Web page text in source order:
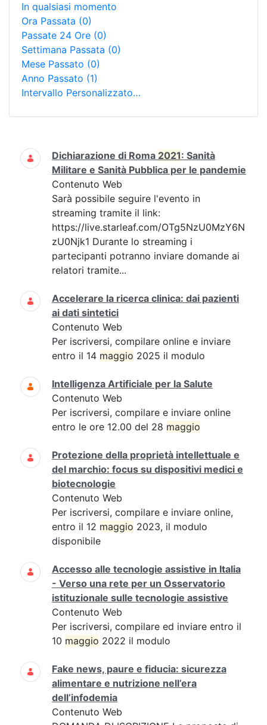
In qualsiasi momento
Ora Passata (0)
Passate 24 Ore (0)
Settimana Passata (0)
Mese Passato (0)
Anno Passato (1)
Intervallo Personalizzato…
Ricerca
Dichiarazione di Roma 2021: Sanità
Militare e Sanità Pubblica per le pandemie
Contenuto Web
Sarà possibile seguire l'evento in
streaming tramite il link:
https://live.starleaf.com/OTg5NzU0MzY6N
zU0Njk1 Durante lo streaming i
partecipanti potranno inviare domande ai
relatori tramite...
Accelerare la ricerca clinica: dai pazienti
ai dati sintetici
Contenuto Web
Per iscriversi, compilare online e inviare
entro il 14 maggio 2025 il modulo
Intelligenza Artificiale per la Salute
Contenuto Web
Per iscriversi, compilare e inviare online
entro le ore 12.00 del 28 maggio
Protezione della proprietà intellettuale e
del marchio: focus su dispositivi medici e
biotecnologie
Contenuto Web
Per iscriversi, compilare e inviare online,
entro il 12 maggio 2023, il modulo
disponibile
Accesso alle tecnologie assistive in Italia
- Verso una rete per un Osservatorio
istituzionale sulle tecnologie assistive
Contenuto Web
Per iscriversi, compilare ed inviare entro il
10 maggio 2022 il modulo
Fake news, paure e fiducia: sicurezza
alimentare e nutrizione nell’era
dell’infodemia
Contenuto Web